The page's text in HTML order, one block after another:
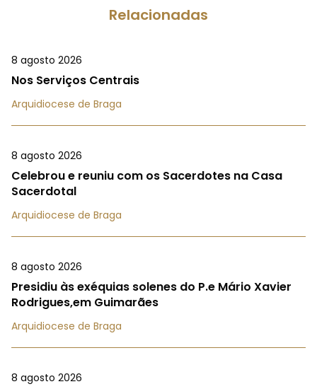
Relacionadas
8 agosto 2026
Nos Serviços Centrais
Arquidiocese de Braga
8 agosto 2026
Celebrou e reuniu com os Sacerdotes na Casa
Sacerdotal
Arquidiocese de Braga
8 agosto 2026
Presidiu às exéquias solenes do P.e Mário Xavier
Rodrigues,em Guimarães
Arquidiocese de Braga
8 agosto 2026